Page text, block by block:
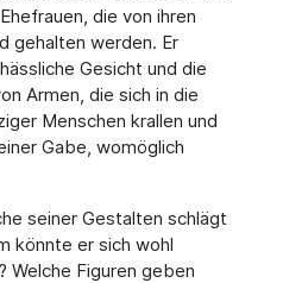
die von ihren
gehalten werden. Er
Gesicht und die
Armen, die sich in die
Menschen krallen und
Gabe, womöglich
seiner Gestalten schlägt
könnte er sich wohl
Welche Figuren geben